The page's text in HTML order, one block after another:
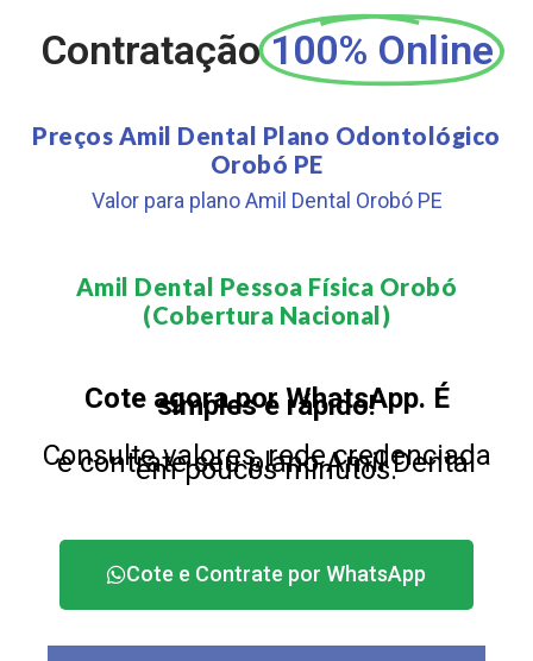
Contratação 100% Online
Preços Amil Dental Plano Odontológico
Orobó PE
Valor para plano Amil Dental Orobó PE
Amil Dental Pessoa Física Orobó
(Cobertura Nacional)​
Cote agora por WhatsApp. É
simples e rápido!
Consulte valores, rede credenciada
e contrate seu plano Amil Dental
em poucos minutos.
Cote e Contrate por WhatsApp